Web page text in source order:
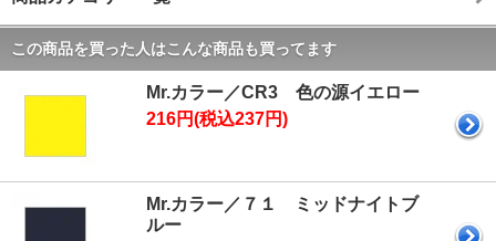
この商品を買った人はこんな商品も買ってます
Mr.カラー／CR3 色の源イエロー
216円(税込237円)
Mr.カラー／７１ ミッドナイトブ
ルー